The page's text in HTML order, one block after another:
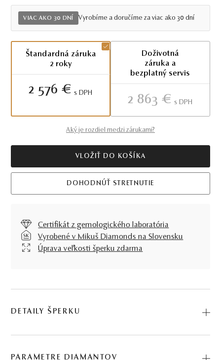
VIAC AKO 30 DNÍ Vyrobíme a doručíme za viac ako 30 dní
Štandardná záruka
2 roky
2 576 € S DPH
Doživotná
záruka a
bezplatný servis
2 863 € S DPH
Aký je rozdiel medzi zárukami?
VLOŽIŤ DO KOŠÍKA
DOHODNÚŤ STRETNUTIE
Certifikát z gemologického laboratória
Vyrobené v Mikuš Diamonds na Slovensku
Úprava veľkosti šperku zdarma
DETAILY ŠPERKU
prírodné materiály: biele zlato, čierny diamant, diamant.
PARAMETRE DIAMANTOV